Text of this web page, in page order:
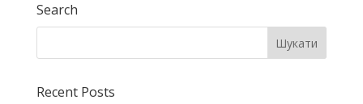
Search
Recent Posts